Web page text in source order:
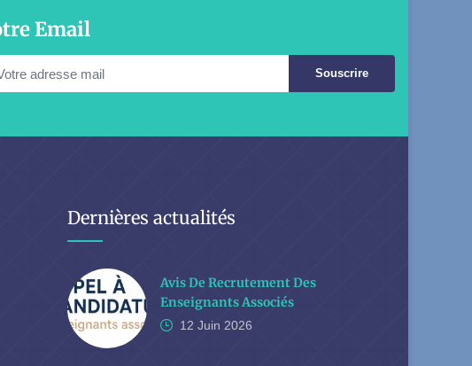
Email
Souscrire
Dernières actualités
Avis De Recrutement Des
Enseignants Associés
12 Juin 2026